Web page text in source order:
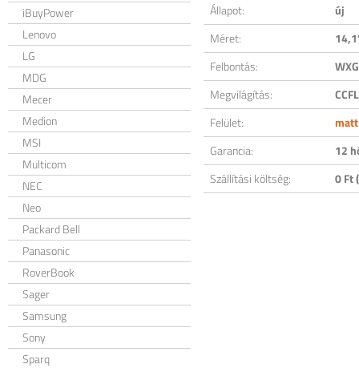
iBuyPower
Lenovo
LG
MDG
Mecer
Medion
MSI
Multicom
NEC
Neo
Packard Bell
Panasonic
RoverBook
Sager
Samsung
Sony
Sparq
Állapot:
új
Méret:
Felbontás:
Megvilágítás:
CCFL
Felület:
matt
Garancia:
12
Szállítási költség:
0 Ft